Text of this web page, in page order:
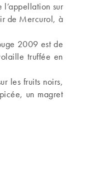
sur
de Mercurol, à
2009 est de
truffée en
les fruits noirs,
un magret